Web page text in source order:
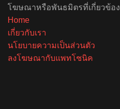
โฆษณาหรือพันธมิตรที่เกี่ยวข้อง
Home
เกี่ยวกับเรา
นโยบายความเป็นส่วนตัว
ลงโฆษณากับแพทโซนิค